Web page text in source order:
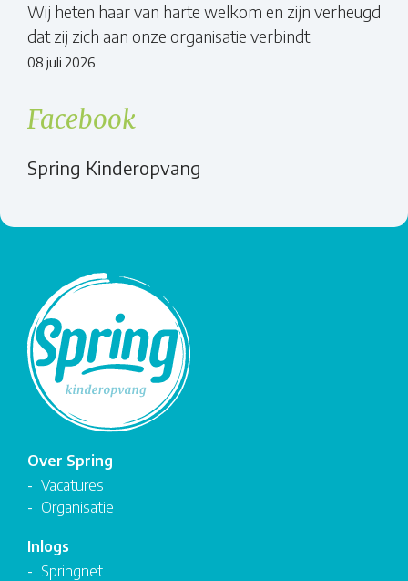
Wij heten haar van harte welkom en zijn verheugd
dat zij zich aan onze organisatie verbindt.
08 juli 2026
Facebook
Spring Kinderopvang
Over Spring
Vacatures
Organisatie
Inlogs
Springnet